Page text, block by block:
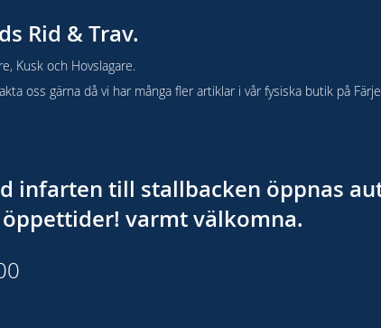
Rid & Trav.
Kusk och Hovslagare.
oss gärna då vi har många fler artiklar i vår fysiska butik på
infarten till stallbacken öppnas
varmt välkomna.